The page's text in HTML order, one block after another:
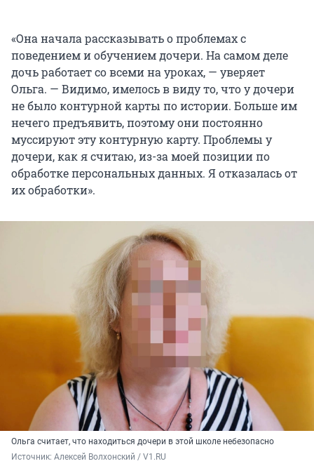
«Она начала рассказывать о проблемах с
поведением и обучением дочери. На самом деле
дочь работает со всеми на уроках, — уверяет
Ольга. — Видимо, имелось в виду то, что у дочери
не было контурной карты по истории. Больше им
нечего предъявить, поэтому они постоянно
муссируют эту контурную карту. Проблемы у
дочери, как я считаю, из-за моей позиции по
обработке персональных данных. Я отказалась от
их обработки».
Ольга считает, что находиться дочери в этой школе небезопасно
Источник: Алексей Волхонский / V1.RU